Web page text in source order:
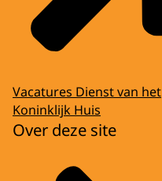
Vacatures Dienst van het
Koninklijk Huis
Over deze site